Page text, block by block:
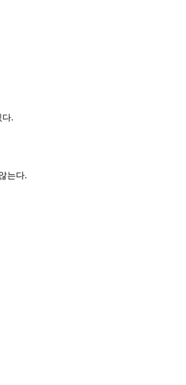
다.
는다.